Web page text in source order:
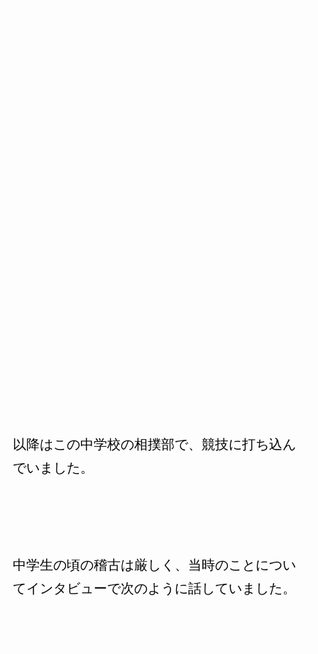
以降はこの中学校の相撲部で、競技に打ち込ん
でいました。
中学生の頃の稽古は厳しく、当時のことについ
てインタビューで次のように話していました。